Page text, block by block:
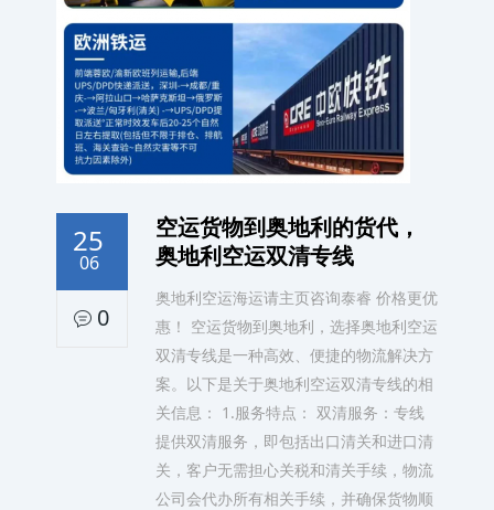
25
06
0
空运货物到奥地利的货代，
奥地利空运双清专线
奥地利空运海运请主页咨询泰睿 价格更优
惠！ 空运货物到奥地利，选择奥地利空运
双清专线是一种高效、便捷的物流解决方
案。以下是关于奥地利空运双清专线的相
关信息： 1.服务特点： 双清服务：专线
提供双清服务，即包括出口清关和进口清
关，客户无需担心关税和清关手续，物流
公司会代办所有相关手续，并确保货物顺